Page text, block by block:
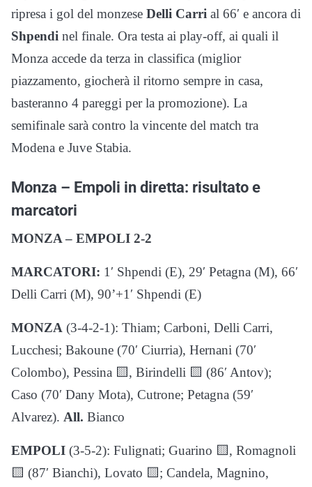
ripresa i gol del monzese Delli Carri al 66′ e ancora di
Shpendi nel finale. Ora testa ai play-off, ai quali il
Monza accede da terza in classifica (miglior
piazzamento, giocherà il ritorno sempre in casa,
basteranno 4 pareggi per la promozione). La
semifinale sarà contro la vincente del match tra
Modena e Juve Stabia.
Monza – Empoli in diretta: risultato e
marcatori
MONZA – EMPOLI 2-2
MARCATORI: 1′ Shpendi (E), 29′ Petagna (M), 66′
Delli Carri (M), 90’+1′ Shpendi (E)
MONZA (3-4-2-1): Thiam; Carboni, Delli Carri,
Lucchesi; Bakoune (70′ Ciurria), Hernani (70′
Colombo), Pessina 🟨, Birindelli 🟨 (86′ Antov);
Caso (70′ Dany Mota), Cutrone; Petagna (59′
Alvarez). All. Bianco
EMPOLI (3-5-2): Fulignati; Guarino 🟨, Romagnoli
🟨 (87′ Bianchi), Lovato 🟨; Candela, Magnino,